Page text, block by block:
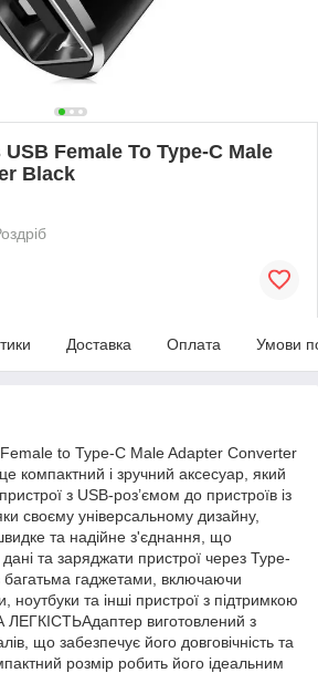
Female To Type-C Male
Black
Доставка Оплата Умови
to Type-C Male Adapter Converter
компактний і зручний аксесуар, який
з USB-роз’ємом до пристроїв із
своєму універсальному дизайну,
та надійне з'єднання, що
та заряджати пристрої через Type-
багатьма гаджетами, включаючи
та інші пристрої з підтримкою
виготовлений з
що забезпечує його довговічність та
розмір робить його ідеальним